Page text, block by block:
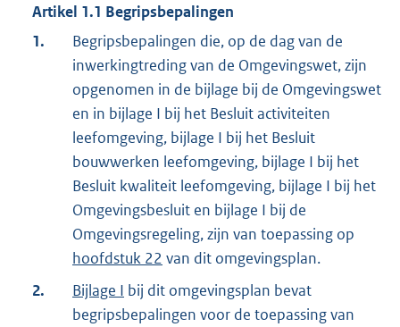
Artikel 1.1 Begripsbepalingen
1.
Begripsbepalingen die, op de dag van de
inwerkingtreding van de Omgevingswet, zijn
opgenomen in de bijlage bij de Omgevingswet
en in bijlage I bij het Besluit activiteiten
leefomgeving, bijlage I bij het Besluit
bouwwerken leefomgeving, bijlage I bij het
Besluit kwaliteit leefomgeving, bijlage I bij het
Omgevingsbesluit en bijlage I bij de
Omgevingsregeling, zijn van toepassing op
hoofdstuk 22 van dit omgevingsplan.
2.
Bijlage I bij dit omgevingsplan bevat
begripsbepalingen voor de toepassing van